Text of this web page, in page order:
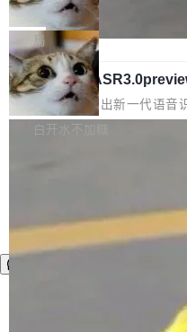
代码检索手段（如关键词匹配
在语法层面完成文本定位，难
内涵与结构关联，导致开发者
理解大规模代码仓时面临显著"
颈。 代码仓深度理解服务（以
e深度理解服务"）是华为云码
短剧部门，有互联网大厂背景
调整期间，部门三次通知全员
移到B集群，王某都回复了"收
数据。2024年9月3日下午4点
的账号密码进入A集群，输入了
称为"删库跑路"的命令——最
che 量化 + 权重压缩，吞吐
1%，成本降 30%
Kimi 和 GLM 是当前最强的大
它们有一个共同的问题：太吃
的 Kimi K 系列和智谱的 GLM
oE 架构的大模型，好用到让人
存永远不够用。 Cloudflare 的
一直在跑这些模型的推理。他
整性保护。效果是：吞吐量提
成本降低 30%，精度不变。
存 KV cache 是推理时最吃显...
局
腾讯混元 Hy
腾讯混元正式推出新一代语音
3.0preview。基于最新一代大
让语音识别不再只是听清，而
先理解你的语境和意图，再把
到你。从“逐字转写、单点优化
境、兼容场景、一键直出”。
w 不要求标准普通话，方言识
等 10 大方言片区和 20 余个
白开水不加糖